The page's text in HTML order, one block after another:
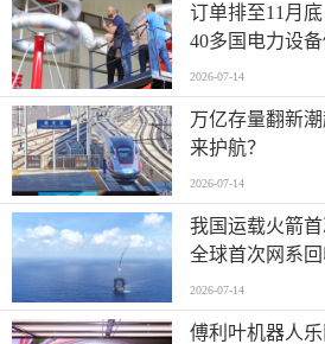
订单排至11月
40多国电力设备
2026-07-14
万亿存量翻新
来护航？
2026-07-14
我国运载火箭
全球首次网系回
2026-07-14
傅利叶机器人